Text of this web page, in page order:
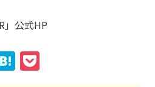
」公式HP
Hatena